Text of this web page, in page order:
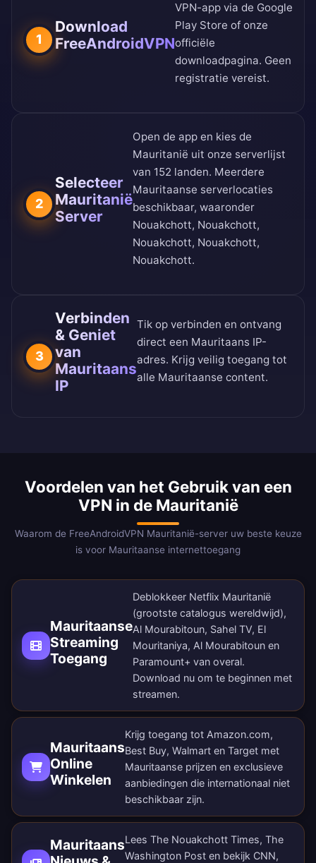
1
Download
FreeAndroidVPN
VPN-app via de Google
Play Store of onze
officiële
downloadpagina. Geen
registratie vereist.
2
Selecteer
Mauritanië
Server
Open de app en kies de
Mauritanië uit onze serverlijst
van 152 landen. Meerdere
Mauritaanse serverlocaties
beschikbaar, waaronder
Nouakchott, Nouakchott,
Nouakchott, Nouakchott,
Nouakchott.
3
Verbinden
& Geniet
van
Mauritaans
IP
Tik op verbinden en ontvang
direct een Mauritaans IP-
adres. Krijg veilig toegang tot
alle Mauritaanse content.
Voordelen van het Gebruik van een
VPN in de Mauritanië
Waarom de FreeAndroidVPN Mauritanië-server uw beste keuze
is voor Mauritaanse internettoegang
Mauritaanse
Streaming
Toegang
Deblokkeer Netflix Mauritanië
(grootste catalogus wereldwijd),
Al Mourabitoun, Sahel TV, El
Mouritaniya, Al Mourabitoun en
Paramount+ van overal.
Download nu om te beginnen met
streamen.
Mauritaans
Online
Winkelen
Krijg toegang tot Amazon.com,
Best Buy, Walmart en Target met
Mauritaanse prijzen en exclusieve
aanbiedingen die internationaal niet
beschikbaar zijn.
MauritaansLees The Nouakchott Times, The
Washington Post en bekijk CNN,